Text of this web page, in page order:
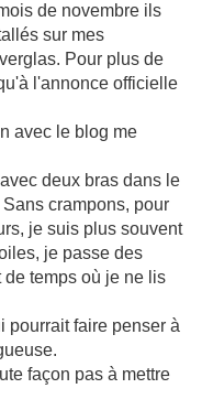
de novembre ils
sur mes
Pour plus de
l'annonce officielle
avec le blog me
deux bras dans le
crampons, pour
je suis plus souvent
je passe des
de temps où je ne lis
pourrait faire penser à
façon pas à mettre